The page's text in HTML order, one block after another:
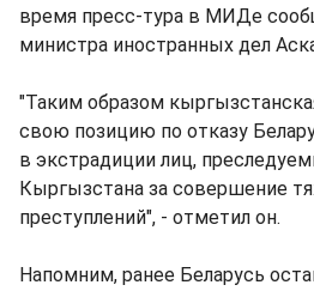
время пресс-тура в МИДе
министра иностранных дел
"Таким образом
свою позицию по отказу
в экстрадиции лиц,
Кыргызстана за совершение
преступлений", - отметил он.
Напомним, ранее Беларусь